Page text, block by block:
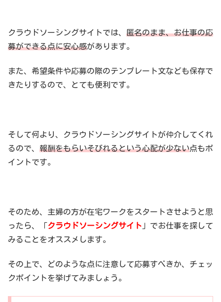
クラウドソーシングサイトでは、 匿名のまま、お仕事の応
募ができる点に安心感があります。
また、希望条件や応募の際のテンプレート文なども保存で
きたりするので、とても便利です。
そして何より、クラウドソーシングサイトが仲介してくれ
るので、 報酬をもらいそびれるという心配が少ない点もポ
イントです。
そのため、主婦の方が在宅ワークをスタートさせようと思
ったら、「クラウドソーシングサイト 」でお仕事を探して
みることをオススメします。
その上で、どのような点に注意して応募すべきか、チェッ
クポイントを挙げてみましょう。